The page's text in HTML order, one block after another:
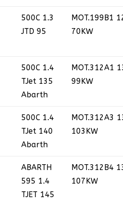
500C 1.3
JTD 95
MOT.199B1
70KW
500C 1.4
TJet 135
Abarth
MOT.312A1
99KW
500C 1.4
TJet 140
Abarth
MOT.312A3
103KW
ABARTH
595 1.4
TJET 145
MOT.312B4
107KW